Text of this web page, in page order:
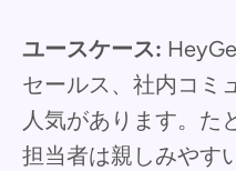
ユースケース:
セールス、社内コミ
人気があります。た
担当者は親しみやす